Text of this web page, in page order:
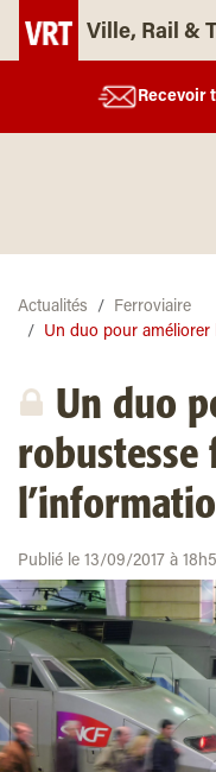
Ville, Rail &
Recevoir
Actualités
Ferroviaire
Un duo pour améliorer
Un duo
Publié le 13/09/2017 à